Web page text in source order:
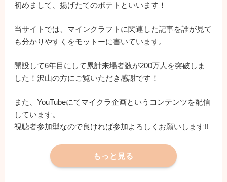
初めまして、揚げたてのポテトといいます！
当サイトでは、マインクラフトに関連した記事を誰が見て
も分かりやすくをモットーに書いています。
開設して6年目にして累計来場者数が200万人を突破しま
した！沢山の方にご覧いただき感謝です！
また、YouTubeにてマイクラ企画というコンテンツを配信
しています。
視聴者参加型なので良ければ参加よろしくお願いします!!
もっと見る